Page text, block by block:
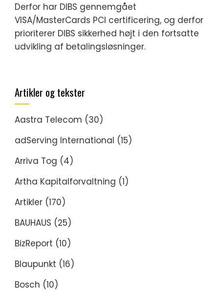
Derfor har DIBS gennemgået
VISA/MasterCards PCI certificering, og derfor
prioriterer DIBS sikkerhed højt i den fortsatte
udvikling af betalingsløsninger.
Artikler og tekster
Aastra Telecom (30)
adServing International (15)
Arriva Tog (4)
Artha Kapitalforvaltning (1)
Artikler (170)
BAUHAUS (25)
BizReport (10)
Blaupunkt (16)
Bosch (10)